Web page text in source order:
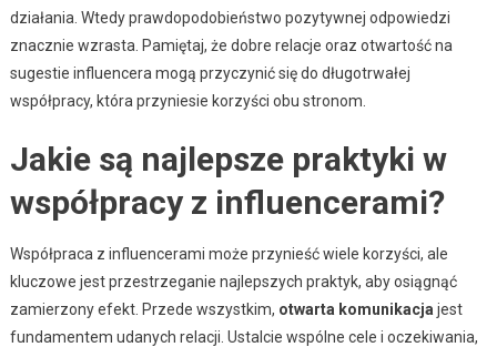
działania. Wtedy prawdopodobieństwo pozytywnej odpowiedzi
znacznie wzrasta. Pamiętaj, że dobre relacje oraz otwartość na
sugestie influencera mogą przyczynić się do długotrwałej
współpracy, która przyniesie korzyści obu stronom.
Jakie są najlepsze praktyki w
współpracy z influencerami?
Współpraca z influencerami może przynieść wiele korzyści, ale
kluczowe jest przestrzeganie najlepszych praktyk, aby osiągnąć
zamierzony efekt. Przede wszystkim, otwarta komunikacja jest
fundamentem udanych relacji. Ustalcie wspólne cele i oczekiwania,